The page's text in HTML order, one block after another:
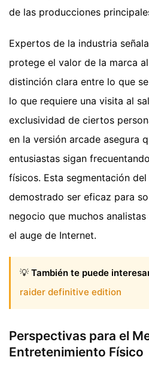
de las producciones
Expertos de la industria
protege el valor de la marca
distinción clara entre lo que
lo que requiere una visita al
exclusividad de ciertos
en la versión arcade asegura
entusiastas sigan
físicos. Esta segmentación
demostrado ser eficaz para
negocio que muchos
el auge de Internet.
💡 También te puede
raider definitive edition
Perspectivas para el
Entretenimiento Físico